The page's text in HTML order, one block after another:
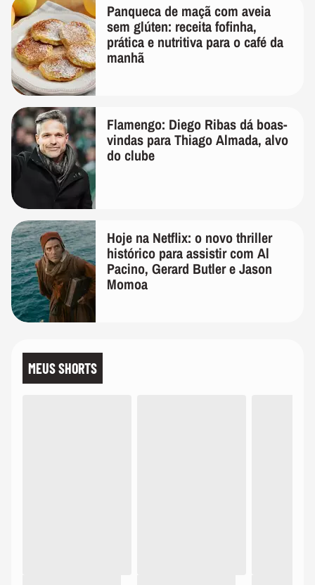
Panqueca de maçã com aveia
sem glúten: receita fofinha,
prática e nutritiva para o café da
manhã
Flamengo: Diego Ribas dá boas-
vindas para Thiago Almada, alvo
do clube
Hoje na Netflix: o novo thriller
histórico para assistir com Al
Pacino, Gerard Butler e Jason
Momoa
MEUS SHORTS